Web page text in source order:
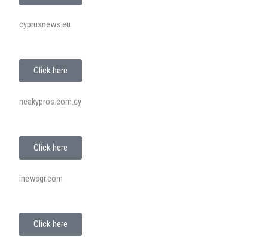
cyprusnews.eu
Click here
neakypros.com.cy
Click here
inewsgr.com
Click here